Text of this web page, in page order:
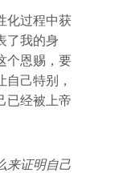
化过程中获
了我的身
个恩赐，要
己特别，
已经被上帝
来证明自己